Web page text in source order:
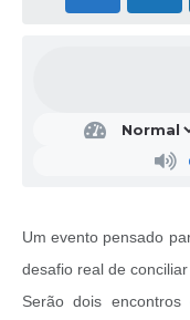
Um evento pensado
desafio real de
Serão dois